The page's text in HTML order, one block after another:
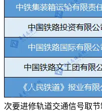
次要进修轨道交通信号取